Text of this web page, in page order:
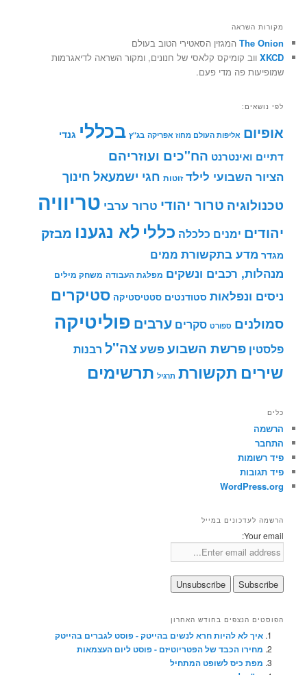
מקורות השראה
The Onion המגזין הסאטירי הטוב בעולם
XKCD ווב קומיקס קלאסי של חנונים, ומקור השראה לדיאגרמות
שמופיעות פה מדי פעם.
לפי נושאים:
אופיום אליפות העולם מחוז אפריקה בג"ץ בכללי גנדי
דתיים ואינטרנט הח"כים ועוזריהם
הציור השבועי לילד זוטות חגי ישמעאל חינוך
טכנולוגיה טרור יהודי טרור ערבי טריוויה
יהודים ימנים כלכלה כללי לא נגענו מבזק
מגדר מדע בתקשורת ממים
מנהלות, רכבים ונשקים מפלגת העבודה משחק מילים
ניסים ונפלאות סטודנטים סטטיסטיקה סטיקרים
סמולנים ספורט סקרים ערבים פוליטיקה
פלסטין פרשת השבועפשעצה"ל רבנות
שירים תקשורת תרגיל תרשימים
כלים
הרשמה
התחבר
פיד רשומות
פיד תגובות
WordPress.org
הרשמה לעדכונים במייל
Your email:
הפוסטים הנצפים בחודש האחרון
איך לא להיות חרא לנשים בהייטק - פוסט לגברים בהייטק
מחירו הכבד של הפטריוטיזם - פוסט ליום העצמאות
מפת כיס לשופט המתחיל